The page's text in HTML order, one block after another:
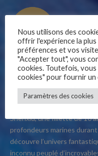
Plongez dans l’univers
submerger par un film
l’esthétisme
émotions fortes…
Shenxiu, une fillette de 10
profondeurs marines
découvre l’univers
inconnu peuplé
Nous utilisons des
offrir l'expérience la
préférences et vos
"Accepter tout", vous
cookies. Toutefois,
cookies" pour fournir
Paramètres des cookies